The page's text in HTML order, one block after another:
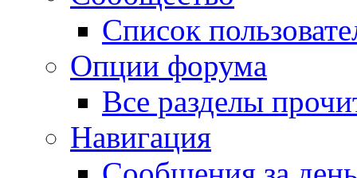
Список
Опции форума
Все разделы
Навигация